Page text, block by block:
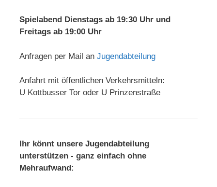
Spielabend Dienstags ab 19:30 Uhr und
Freitags ab 19:00 Uhr
Anfragen per Mail an Jugendabteilung
Anfahrt mit öffentlichen Verkehrsmitteln:
U Kottbusser Tor oder U Prinzenstraße
Ihr könnt unsere Jugendabteilung
unterstützen - ganz einfach ohne
Mehraufwand: